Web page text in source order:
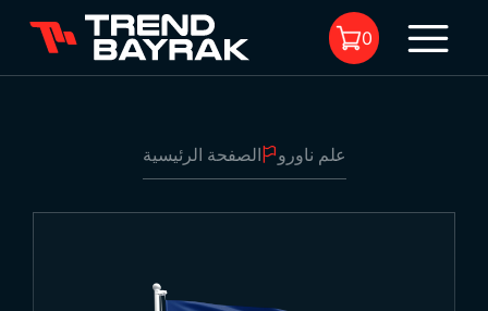
0
الصفحة الرئيسية علم ناورو